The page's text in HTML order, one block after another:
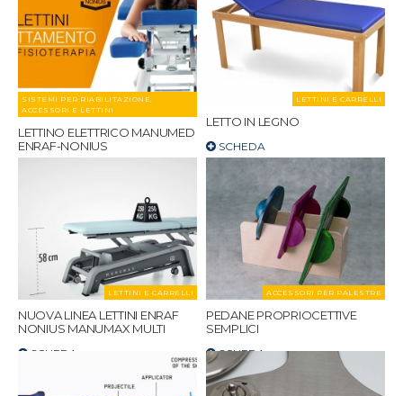
SISTEMI PER RIABILITAZIONE,
ACCESSORI E LETTINI
LETTINO ELETTRICO MANUMED
ENRAF-NONIUS
LETTINI E CARRELLI
LETTO IN LEGNO
SCHEDA
LETTINI E CARRELLI
NUOVA LINEA LETTINI ENRAF
NONIUS MANUMAX MULTI
SCHEDA
ACCESSORI PER PALESTRE
PEDANE PROPRIOCETTIVE
SEMPLICI
SCHEDA